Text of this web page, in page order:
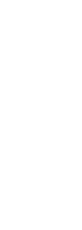
电）、各
表等）、
，包括站
据预先建